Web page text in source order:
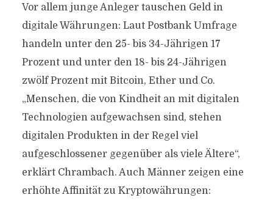
Vor allem junge Anleger tauschen Geld in
digitale Währungen: Laut Postbank Umfrage
handeln unter den 25- bis 34-Jährigen 17
Prozent und unter den 18- bis 24-Jährigen
zwölf Prozent mit Bitcoin, Ether und Co.
„Menschen, die von Kindheit an mit digitalen
Technologien aufgewachsen sind, stehen
digitalen Produkten in der Regel viel
aufgeschlossener gegenüber als viele Ältere“,
erklärt Chrambach. Auch Männer zeigen eine
erhöhte Affinität zu Kryptowährungen: